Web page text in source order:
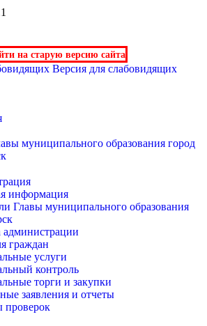
на старую версию сайта
Версия для слабовидящих
муниципального образования город
информация
Главы муниципального образования
администрации
граждан
услуги
контроль
торги и закупки
заявления и отчеты
проверок